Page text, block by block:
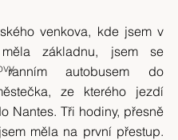
venkova, kde jsem v
základnu, jsem se
ranním autobusem do
ze kterého jezdí
Nantes. Tři hodiny, přesně
měla na první přestup.